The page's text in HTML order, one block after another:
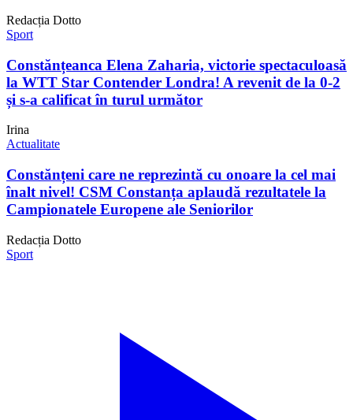
Redacția Dotto
Sport
Constănțeanca Elena Zaharia, victorie spectaculoasă
la WTT Star Contender Londra! A revenit de la 0-2
și s-a calificat în turul următor
Irina
Actualitate
Constănțeni care ne reprezintă cu onoare la cel mai
înalt nivel! CSM Constanța aplaudă rezultatele la
Campionatele Europene ale Seniorilor
Redacția Dotto
Sport